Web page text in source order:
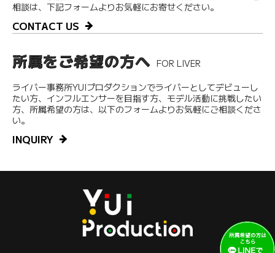
相談は、下記フォームよりお気軽にお寄せください。
CONTACT US
所属をご希望の方へ FOR LIVER
ライバー事務所YUIプロダクションでライバーとしてデビューし
たい方、インフルエンサーを目指す方、モデル活動に挑戦したい
方、所属希望の方は、以下のフォームよりお気軽にご相談くださ
い。
INQUIRY